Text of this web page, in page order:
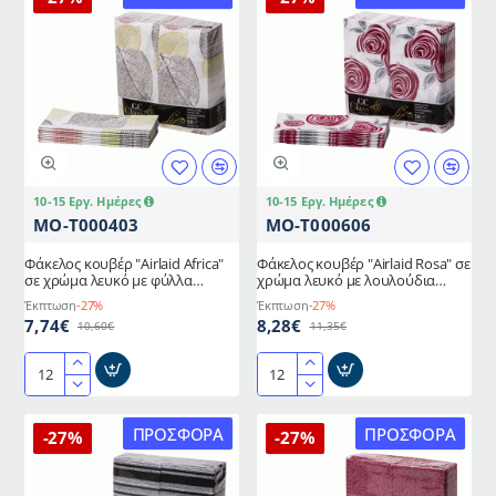
10-15 Εργ. Ημέρες
MO-T000403
Φάκελος κουβέρ "Airlaid Africa"
σε χρώμα λευκό με φύλλα
διαστάσεων 40x40cm
Έκπτωση-27%
7,74€ 10,60€
Φάκελος
"Airlaid
Africa"
10-15 Εργ. Ημέρες
MO-T000606
Φάκελος κουβέρ "Airlaid Rosa" σε
χρώμα λευκό με λουλούδια
διαστάσεων 40x40cm
Έκπτωση-27%
8,28€ 11,35€
Φάκελος
"Airlaid
Rosa"
ΠΡΟΣΦΟΡΆ
-27% ΠΡΟΣΦΟΡΆ
-27%